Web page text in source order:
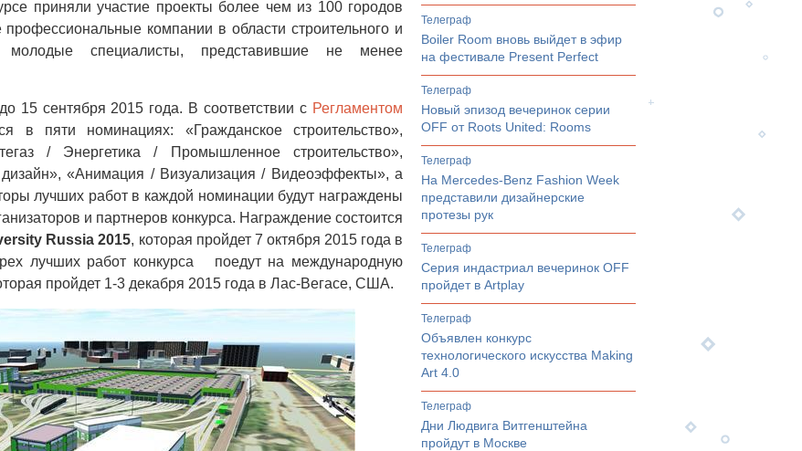
приняли участие проекты более чем из 100 городов
компании в области строительного и
специалисты, представившие не менее
15 сентября 2015 года. В соответствии с Регламентом
в пяти номинациях: «Гражданское строительство»,
/ Энергетика / Промышленное строительство»,
«Анимация / Визуализация / Видеоэффекты», а
лучших работ в каждой номинации будут награждены
и партнеров конкурса. Награждение состоится
Russia 2015, которая пройдет 7 октября 2015 года в
лучших работ конкурса поедут на международную
пройдет 1-3 декабря 2015 года в Лас-Вегасе, США.
телеграф
Boiler Room вновь выйдет в эфир
на фестивале Present Perfect
телеграф
Новый эпизод вечеринок серии
OFF от Roots United: Rooms
телеграф
На Mercedes-Benz Fashion Week
представили дизайнерские
протезы рук
телеграф
Серия индастриал вечеринок OFF
пройдет в Artplay
телеграф
Объявлен конкурс
технологического искусства Making
Art 4.0
телеграф
Дни Людвига Витгенштейна
пройдут в Москве